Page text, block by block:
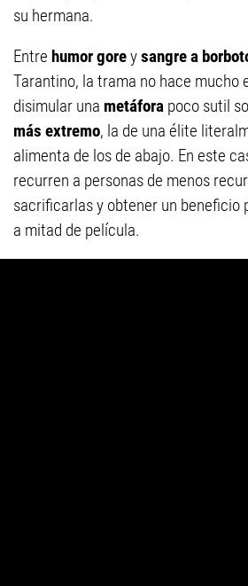
su hermana.
Entre humor goreysangre a
Tarantino, la trama no hace mucho
disimular una metáfora poco sutil
más extremo, la de una élite
alimenta de los de abajo. En este
recurren a personas de menos
sacrificarlas y obtener un beneficio
a mitad de película.